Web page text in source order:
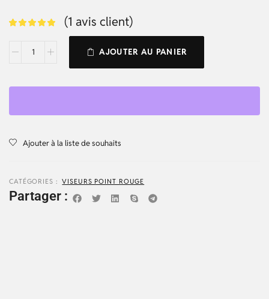
(1 avis client)
AJOUTER AU PANIER
Ajouter à la liste de souhaits
CATÉGORIES : VISEURS POINT ROUGE
Partager :